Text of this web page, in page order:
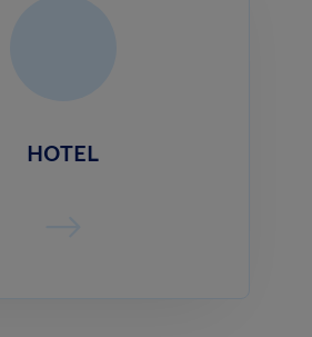
HOTEL